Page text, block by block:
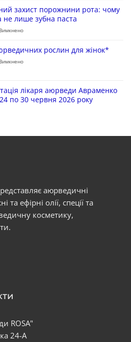
захист порожнини рота: чому
не лише зубна паста
рослин для жінок*
лікаря аюрведи Авраменко
по 30 червня 2026 року
аюрведичні
ефірні олії, спеції та
косметику,
ROSA"
24-А